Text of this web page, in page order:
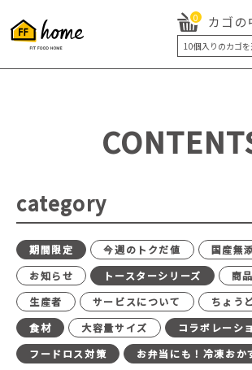
0 カゴの
10個入りのカゴ
5個入り
20個入り
最大
category
期間限定 今週のトクだ値
国産無
お知らせ
トースターシリーズ
商
生産者
サービスについて
ちょう
食材
大容量サイズ
コラボレーシ
フードロス対策
お弁当にも！冷凍おか